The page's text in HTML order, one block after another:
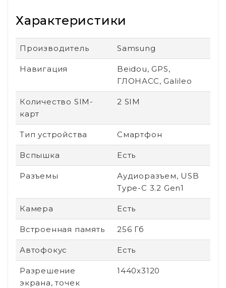
Характеристики
Производитель Samsung
Навигация
Beidou, GPS,
ГЛОНАСС, Galileo
Количество SIM-
карт
2 SIM
Тип устройства Смартфон
Вспышка Есть
Разъемы
Аудиоразъем, USB
Type-C 3.2 Gen1
Камера Есть
Встроенная память 256 Гб
Автофокус Есть
Разрешение
экрана, точек
1440x3120